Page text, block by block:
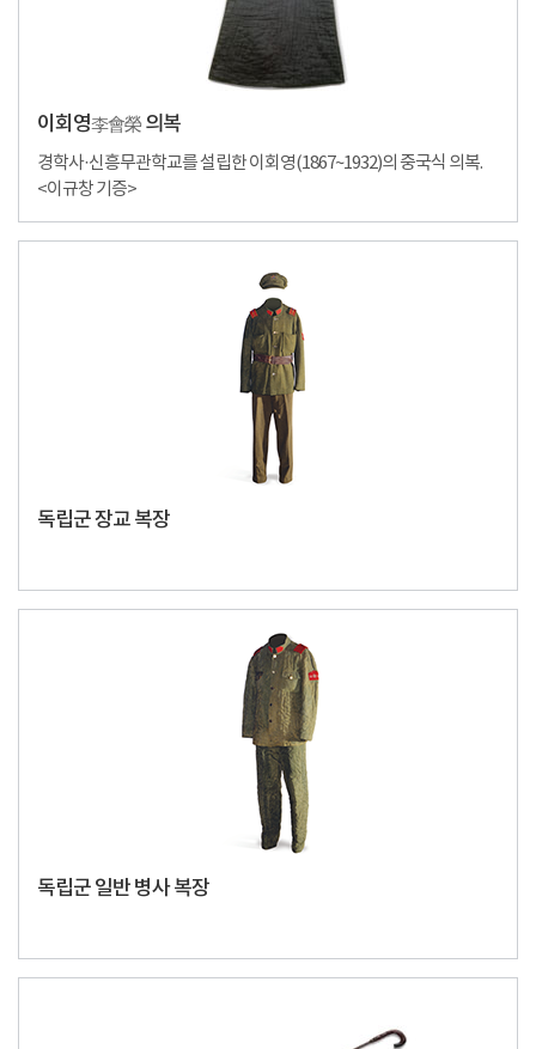
이회영李會榮의복
경학사·신흥무관학교를 설립한 이회영(1867~1932)의 중국식 의복.
<이규창 기증>
독립군 장교 복장
독립군 일반 병사 복장